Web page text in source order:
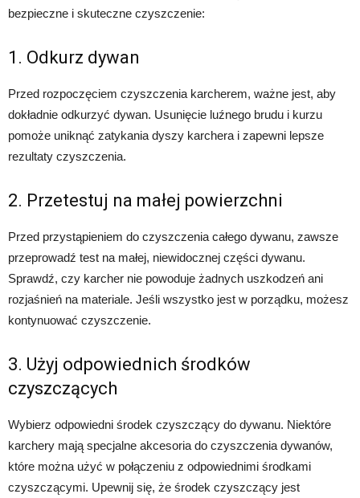
bezpieczne i skuteczne czyszczenie:
1. Odkurz dywan
Przed rozpoczęciem czyszczenia karcherem, ważne jest, aby
dokładnie odkurzyć dywan. Usunięcie luźnego brudu i kurzu
pomoże uniknąć zatykania dyszy karchera i zapewni lepsze
rezultaty czyszczenia.
2. Przetestuj na małej powierzchni
Przed przystąpieniem do czyszczenia całego dywanu, zawsze
przeprowadź test na małej, niewidocznej części dywanu.
Sprawdź, czy karcher nie powoduje żadnych uszkodzeń ani
rozjaśnień na materiale. Jeśli wszystko jest w porządku, możesz
kontynuować czyszczenie.
3. Użyj odpowiednich środków
czyszczących
Wybierz odpowiedni środek czyszczący do dywanu. Niektóre
karchery mają specjalne akcesoria do czyszczenia dywanów,
które można użyć w połączeniu z odpowiednimi środkami
czyszczącymi. Upewnij się, że środek czyszczący jest